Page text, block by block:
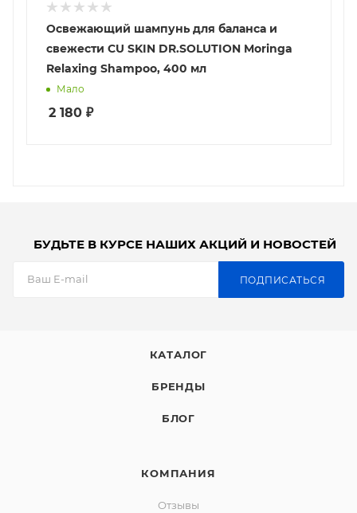
Освежающий шампунь для баланса и
свежести CU SKIN DR.SOLUTION Moringa
Relaxing Shampoo, 400 мл
Мало
2 180 ₽
БУДЬТЕ В КУРСЕ НАШИХ АКЦИЙ И НОВОСТЕЙ
ПОДПИСАТЬСЯ
КАТАЛОГ
БРЕНДЫ
БЛОГ
КОМПАНИЯ
Отзывы